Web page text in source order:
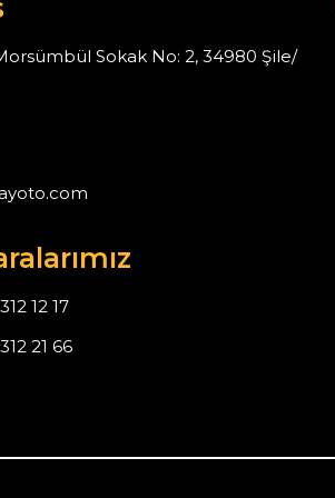
Sokak No: 2, 34980 Şile/
12 17
21 66